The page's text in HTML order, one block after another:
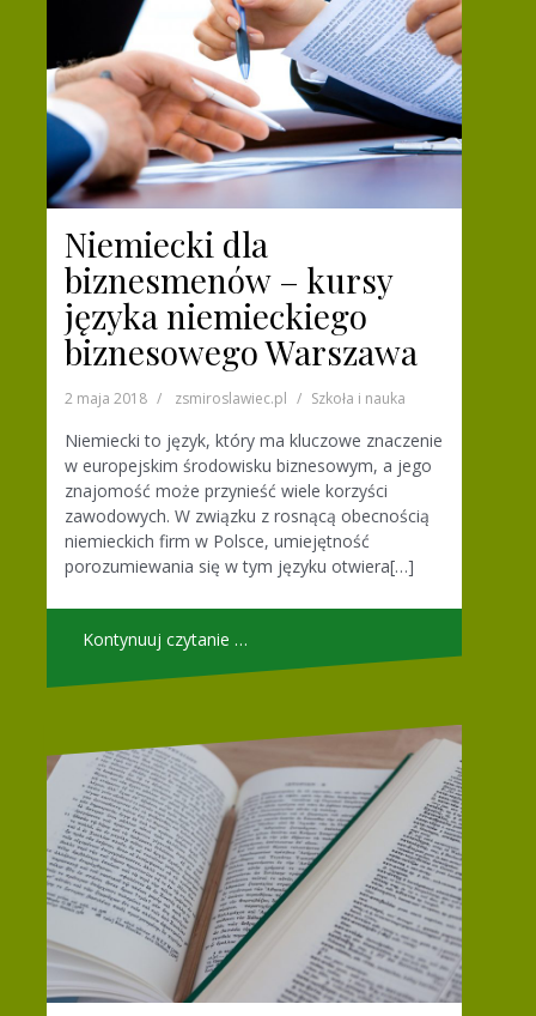
Niemiecki dla
biznesmenów – kursy
języka niemieckiego
biznesowego Warszawa
2 maja 2018 zsmiroslawiec.pl Szkoła i nauka
Niemiecki to język, który ma kluczowe znaczenie
w europejskim środowisku biznesowym, a jego
znajomość może przynieść wiele korzyści
zawodowych. W związku z rosnącą obecnością
niemieckich firm w Polsce, umiejętność
porozumiewania się w tym języku otwiera[…]
Kontynuuj czytanie …